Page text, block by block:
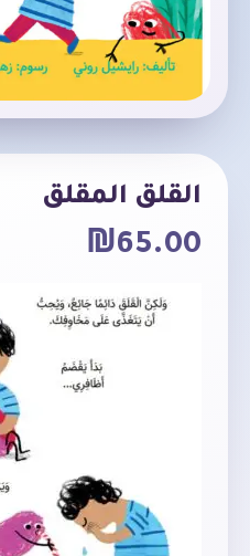
القلق المقلق
₪65.00